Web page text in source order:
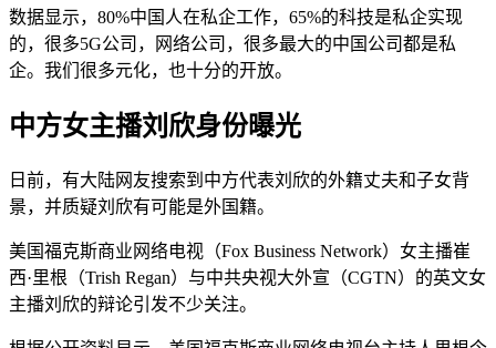
数据显示，80%中国人在私企工作，65%的科技是私企实现
的，很多5G公司，网络公司，很多最大的中国公司都是私
企。我们很多元化，也十分的开放。
中方女主播刘欣身份曝光
日前，有大陆网友搜索到中方代表刘欣的外籍丈夫和子女背
景，并质疑刘欣有可能是外国籍。
美国福克斯商业网络电视（Fox Business Network）女主播崔
西·里根（Trish Regan）与中共央视大外宣（CGTN）的英文女
主播刘欣的辩论引发不少关注。